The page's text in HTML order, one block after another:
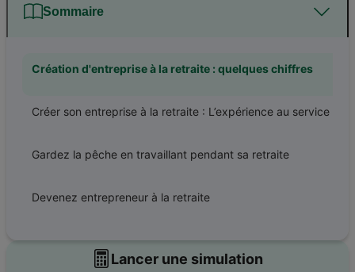
Sommaire
Création d'entreprise à la retraite : quelques chiffres
Gardez la pêche en travaillant pendant sa retraite
Devenez entrepreneur à la retraite
Lancer une simulation